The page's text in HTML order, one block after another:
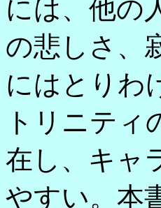
には、他の
の悲しさ、
にはとりわ
トリニテ
在し、キャ
やすい。本